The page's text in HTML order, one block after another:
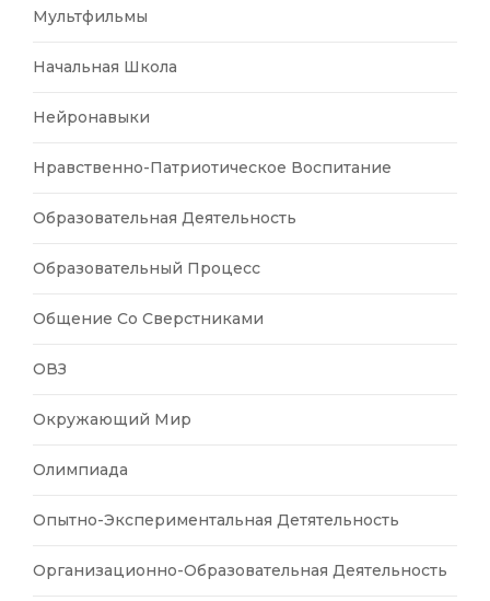
Мультфильмы
Начальная Школа
Нейронавыки
Нравственно-Патриотическое Воспитание
Образовательная Деятельность
Образовательный Процесс
Общение Со Сверстниками
ОВЗ
Окружающий Мир
Олимпиада
Опытно-Экспериментальная Детятельность
Организационно-Образовательная Деятельность